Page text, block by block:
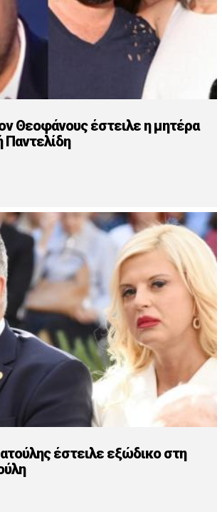
Θεοφάνους έστειλε η μητέρα
Παντελίδη
έστειλε εξώδικο στη